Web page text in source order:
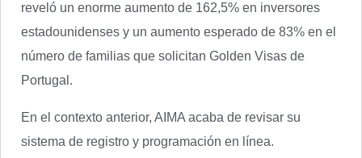
reveló un enorme aumento de 162,5% en inversores
estadounidenses y un aumento esperado de 83% en el
número de familias que solicitan Golden Visas de
Portugal.
En el contexto anterior, AIMA acaba de revisar su
sistema de registro y programación en línea.